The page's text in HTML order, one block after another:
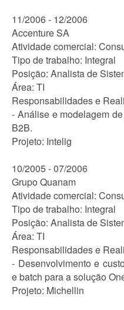
11/2006 - 12/2006
Accenture SA
Atividade comercial:
Tipo de trabalho: Integral
Posição: Analista de
Área: TI
Responsabilidades e
- Análise e modelagem
B2B.
Projeto: Intelig
10/2005 - 07/2006
Grupo Quanam
Atividade comercial:
Tipo de trabalho: Integral
Posição: Analista de
Área: TI
Responsabilidades e
- Desenvolvimento e
e batch para a solução
Projeto: Michellin